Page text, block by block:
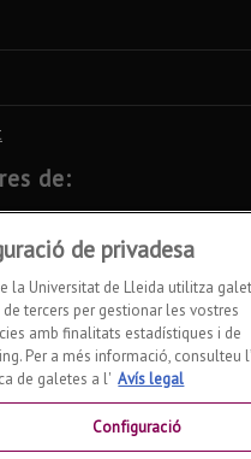
de:
CRUE
de privadesa
la Universitat de Lleida utilitza
tercers per gestionar les vostres
amb finalitats estadístiques i de
Per a més informació, consulteu
de galetes a l' Avís legal
Configuració